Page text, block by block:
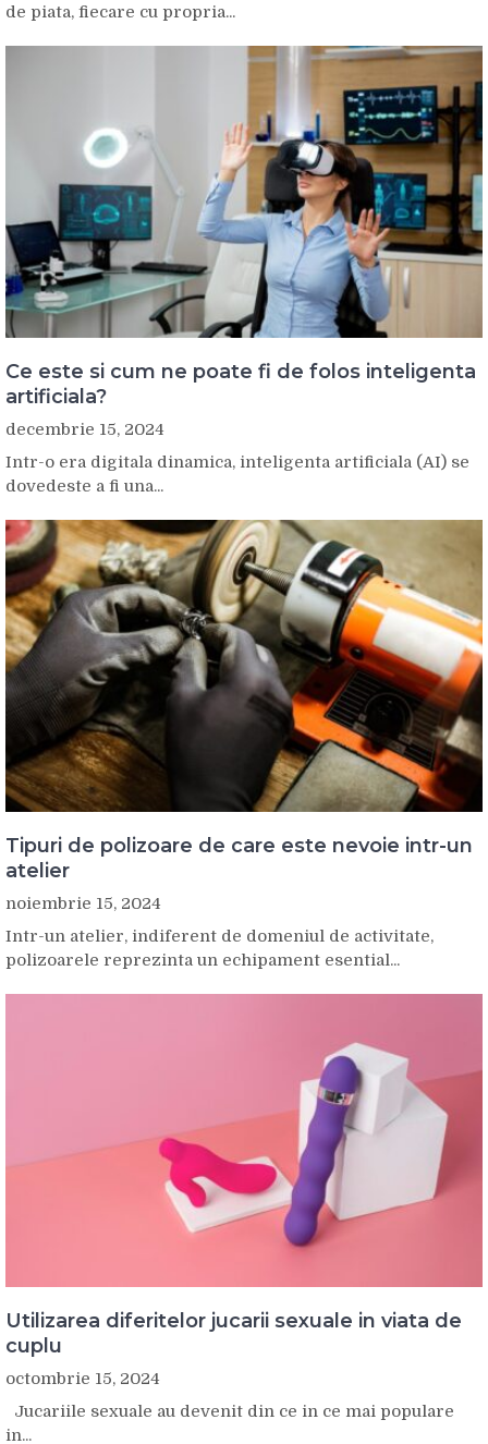
de piata, fiecare cu propria...
Ce este si cum ne poate fi de folos inteligenta
artificiala?
decembrie 15, 2024
Intr-o era digitala dinamica, inteligenta artificiala (AI) se
dovedeste a fi una...
Tipuri de polizoare de care este nevoie intr-un
atelier
noiembrie 15, 2024
Intr-un atelier, indiferent de domeniul de activitate,
polizoarele reprezinta un echipament esential...
Utilizarea diferitelor jucarii sexuale in viata de
cuplu
octombrie 15, 2024
Jucariile sexuale au devenit din ce in ce mai populare
in...